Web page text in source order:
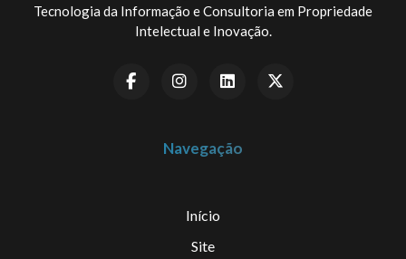
Tecnologia da Informação e Consultoria em Propriedade
Intelectual e Inovação.
Navegação
Início
Site